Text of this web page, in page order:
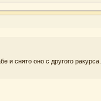
и снято оно с другого ракурса.